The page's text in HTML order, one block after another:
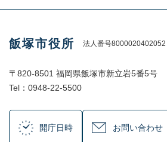
飯塚市役所 法人番号8000020402052
〒820-8501 福岡県飯塚市新立岩5番5号
Tel：0948-22-5500
開庁日時 お問い合わせ